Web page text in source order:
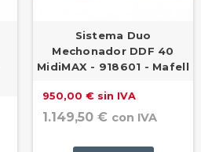
Sistema Duo
Mechonador DDF 40
MidiMAX - 918601 - Mafell
950,00 € sin IVA
1.149,50 € con IVA